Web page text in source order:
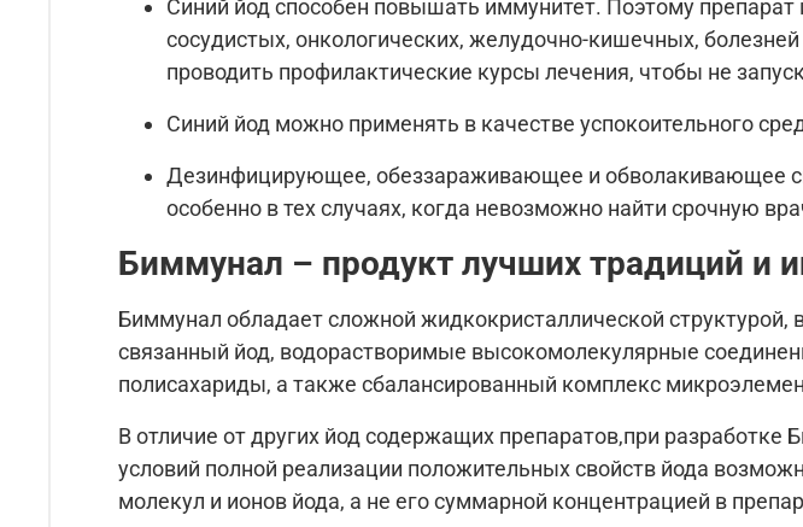
Синий йод способен повышать иммунитет. Поэтому
сосудистых, онкологических, желудочно-кишечных,
проводить профилактические курсы лечения, чтобы не
Синий йод можно применять в качестве успокоительного
Дезинфицирующее, обеззараживающее и обволакивающее
особенно в тех случаях, когда невозможно найти срочную
Биммунал – продукт лучших традиций и
Биммунал обладает сложной жидкокристаллической структурой,
связанный йод, водорастворимые высокомолекулярные
полисахариды, а также сбалансированный комплекс
В отличие от других йод содержащих препаратов,при
условий полной реализации положительных свойств йода
молекул и ионов йода, а не его суммарной концентрацией в